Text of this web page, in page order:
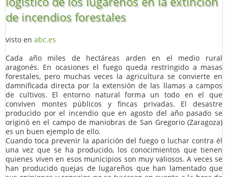
de incendios forestales
visto en abc.es
Cada año miles de hectáreas arden en el medio rural
aragonés. En ocasiones el fuego queda restringido a masas
forestales, pero muchas veces la agricultura se convierte en
damnificada directa por la extensión de las llamas a campos
de cultivos. El entorno natural forma un todo en el que
conviven montes públicos y fincas privadas. El desastre
producido por el incendio que en agosto del año pasado se
originó en el campo de maniobras de San Gregorio (Zaragoza)
es un buen ejemplo de ello.
Cuando toca prevenir la aparición del fuego o luchar contra él
una vez que se ha producido, los conocimientos que tienen
quienes viven en esos municipios son muy valiosos. A veces se
han producido quejas de lugareños que han lamentado que